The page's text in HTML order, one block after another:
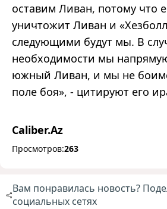
оставим Ливан, потому что
уничтожит Ливан и
следующими будут мы. В
необходимости мы
южный Ливан, и мы не
поле боя», - цитируют его
Caliber.Az
Просмотров:263
Вам понравилась новость?
социальных сетях